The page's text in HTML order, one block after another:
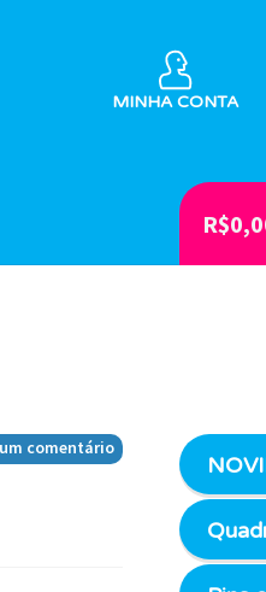
MINHA CONTA
R$
comentário